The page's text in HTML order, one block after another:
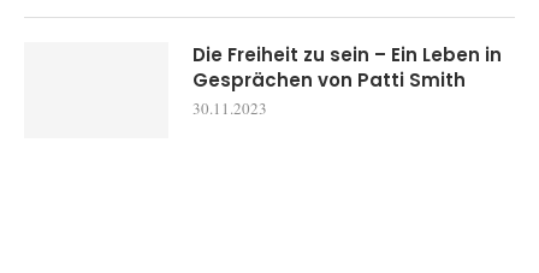
Die Freiheit zu sein – Ein Leben in
Gesprächen von Patti Smith
30.11.2023